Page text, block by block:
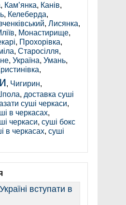
, Кам’янка, Канів,
, Келеберда,
, Лисянка,
, Монастирище,
, Прохорівка,
, Старосілля,
, Україна, Умань,
,
, Чигирин,
, доставка суші
суші черкаси,
в черкасах,
черкаси, суші бокс
в черкасах, суші
вступати в